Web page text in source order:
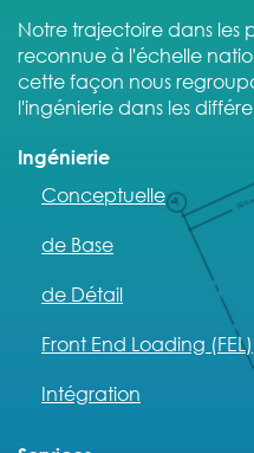
Notre trajectoire dans les
reconnue à l'échelle
cette façon nous
l'ingénierie dans les
Ingénierie
Conceptuelle
de Base
de Détail
Front End Loading (FEL)
Intégration